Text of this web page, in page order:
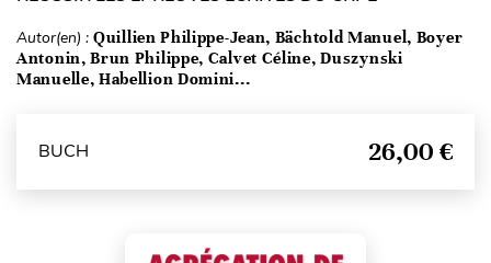
Autor(en) : Quillien Philippe-Jean, Bächtold Manuel, Boyer
Antonin, Brun Philippe, Calvet Céline, Duszynski
Manuelle, Habellion Domini...
BUCH 26,00 €